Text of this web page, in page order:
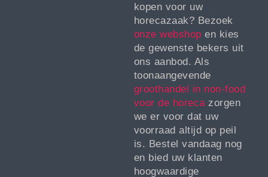
kopen voor uw
horecazaak? Bezoek
onze webshop en kies
de gewenste bekers uit
ons aanbod. Als
toonaangevende
groothandel in non-food
voor de horecazorgen
we er voor dat uw
voorraad altijd op peil
is. Bestel vandaag nog
en bied uw klanten
hoogwaardige